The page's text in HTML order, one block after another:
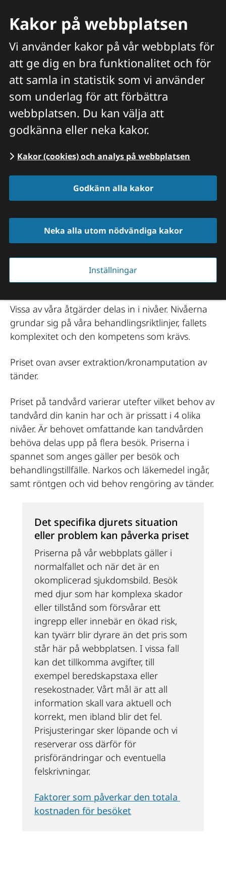
Kakor på webbplatsen
Vi använder kakor på vår webbplats för
att ge dig en bra funktionalitet och för
att samla in statistik som vi använder
som underlag för att förbättra
webbplatsen. Du kan välja att
godkänna eller neka kakor.
Kakor (cookies) och analys på webbplatsen
Godkänn alla kakor
Neka alla utom nödvändiga kakor
Inställningar
Meny Hitta veterinär Sök
Start / Våra priser och tjänster /
Tandextraktion | KANIN och ÖVRIGA SMÅDJUR
Tandextraktion
kanin och övriga
smådjur
Pris från 6 220 kr - 13 030 kr
Vissa av våra åtgärder delas in i nivåer. Nivåerna
grundar sig på våra behandlingsriktlinjer, fallets
komplexitet och den kompetens som krävs.
Priset ovan avser extraktion/kronamputation av
tänder.
Priset på tandvård varierar utefter vilket behov av
tandvård din kanin har och är prissatt i 4 olika
nivåer. Är behovet omfattande kan tandvården
behöva delas upp på flera besök. Priserna i
spannet som anges gäller per besök och
behandlingstillfälle. Narkos och läkemedel ingår,
samt röntgen och vid behov rengöring av tänder.
Det specifika djurets situation
eller problem kan påverka priset
Priserna på vår webbplats gäller i
normalfallet och när det är en
okomplicerad sjukdomsbild. Besök
med djur som har komplexa skador
eller tillstånd som försvårar ett
ingrepp eller innebär en ökad risk,
kan tyvärr blir dyrare än det pris som
står här på webbplatsen. I vissa fall
kan det tillkomma avgifter, till
exempel beredskapstaxa eller
resekostnader. Vårt mål är att all
information skall vara aktuell och
korrekt, men ibland blir det fel.
Prisjusteringar sker löpande och vi
reserverar oss därför för
prisförändringar och eventuella
felskrivningar.
Faktorer som påverkar den totala
kostnaden för besöket